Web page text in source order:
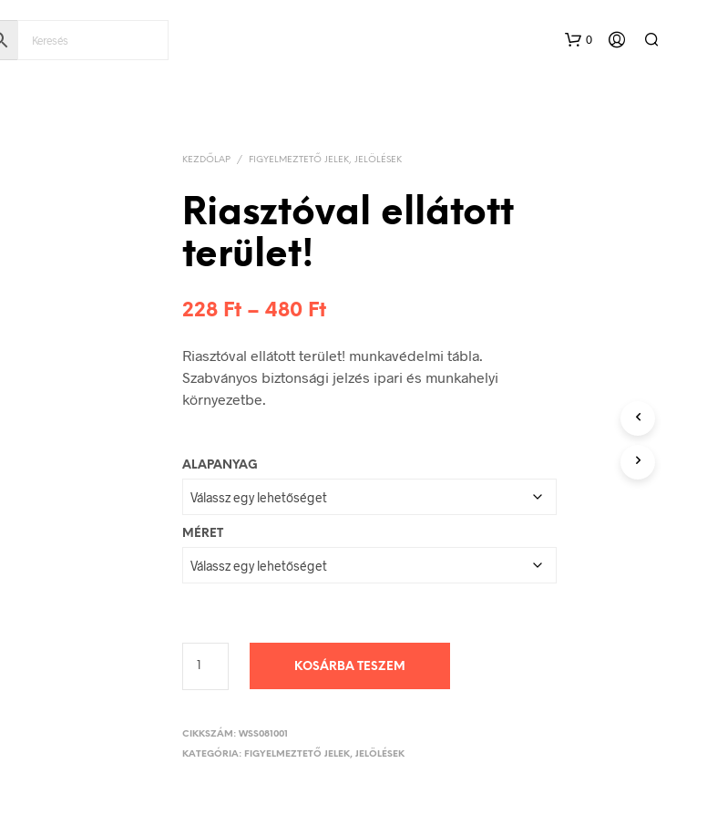
0
KEZDŐLAP / FIGYELMEZTETŐ JELEK, JELÖLÉSEK
Riasztóval ellátott
terület!
228 Ft – 480 FtÁrtartomány:
-
Riasztóval ellátott terület! munkavédelmi tábla.
Szabványos biztonsági jelzés ipari és munkahelyi
környezetbe.
ALAPANYAG
MÉRET
KOSÁRBA TESZEM
CIKKSZÁM:WSS081001
KATEGÓRIA: FIGYELMEZTETŐ JELEK, JELÖLÉSEK